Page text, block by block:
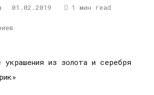
01.02.2019 1 мин read
украшения из золота и серебря